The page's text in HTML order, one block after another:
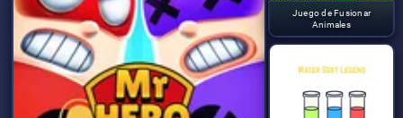
Juego de Fusionar
Animales